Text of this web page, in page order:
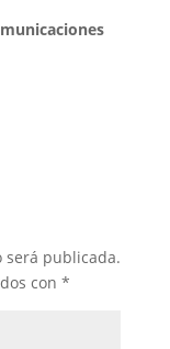
será publicada.
con *